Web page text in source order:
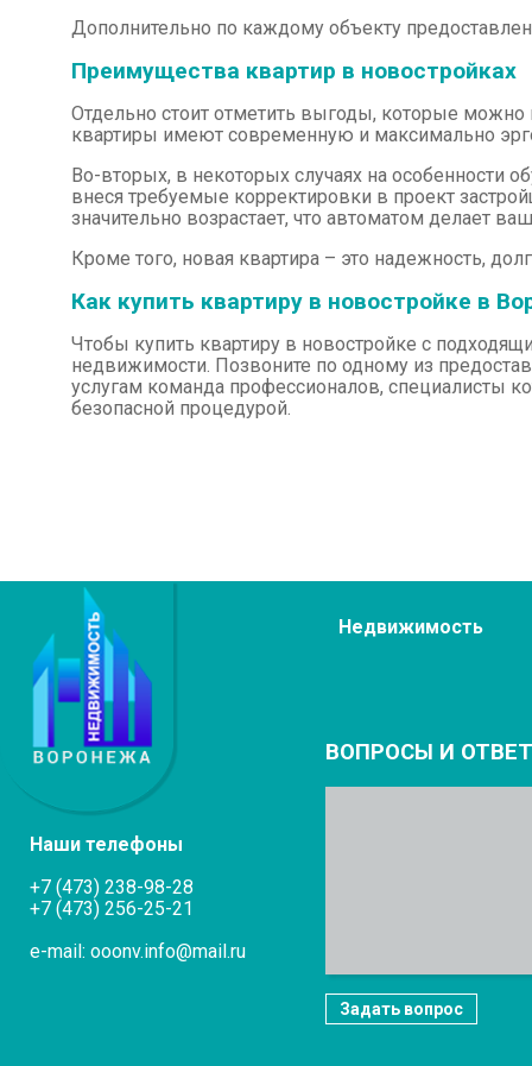
Дополнительно по каждому объекту
Преимущества квартир в новостройках
Отдельно стоит отметить выгоды, которые
квартиры имеют современную и максимально
Во-вторых, в некоторых случаях на особенности
внеся требуемые корректировки в проект
значительно возрастает, что автоматом делает
Кроме того, новая квартира – это надежность,
Как купить квартиру в новостройке в
Чтобы купить квартиру в новостройке с
недвижимости. Позвоните по одному из
услугам команда профессионалов, специалисты
безопасной процедурой.
Недвижимость
Наши телефоны
+7 (473) 238-98-28
+7 (473) 256-25-21
e-mail: ooonv.info@mail.ru
ВОПРОСЫ И
Задать вопрос